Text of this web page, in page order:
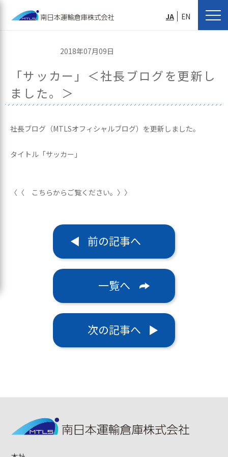
JA EN
2018年07月09日
「サッカー」＜社長ブログを更新し
ました。＞
社長ブログ（MTLSオフィシャルブログ）を更新しました。
タイトル「サッカー」
〈〈 こちらからご覧ください。〉〉
前の記事へ
一覧へ
次の記事へ